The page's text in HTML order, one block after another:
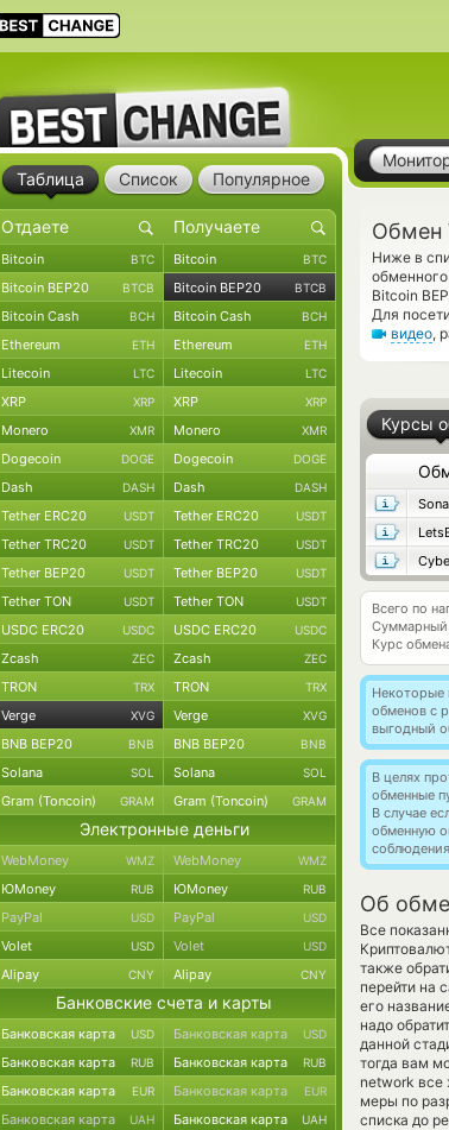
Обмен
Ниже в
Bitcoin
Для
видео,
Курсы
Sona
Всего по
Суммарный
Курс
Некоторые
обменов с
выгодный
В целях
обменные
В случае
обменную
Об
Все
также
перейти на
его
надо
данной
тогда вам
network все
меры по
списка до
Таблица Список Популярное
Bitcoin BTC Bitcoin BTC
Bitcoin BEP20 BTCB Bitcoin BEP20 BTCB
Bitcoin Cash BCH Bitcoin Cash BCH
Ethereum ETH Ethereum ETH
Litecoin LTC Litecoin LTC
XRP XRP XRP XRP
Monero XMR Monero XMR
Dogecoin DOGE Dogecoin DOGE
Dash DASH Dash DASH
Tether ERC20 USDT Tether ERC20 USDT
Tether TRC20 USDT Tether TRC20 USDT
Tether BEP20 USDT Tether BEP20 USDT
Tether TON USDT Tether TON USDT
USDC ERC20 USDC USDC ERC20 USDC
Zcash ZEC Zcash ZEC
TRON TRX TRON TRX
Verge XVG Verge XVG
BNB BEP20 BNB BNB BEP20 BNB
Solana SOL Solana SOL
Gram (Toncoin) GRAM Gram (Toncoin) GRAM
Электронные деньги
WebMoney WMZ WebMoney WMZ
ЮMoney RUB ЮMoney RUB
PayPal USD PayPal USD
Volet USD Volet USD
Alipay CNY Alipay CNY
Банковские счета и карты
Банковская карта USD Банковская карта USD
Банковская карта RUB Банковская карта RUB
Банковская карта EUR Банковская карта EUR
Банковская карта UAH Банковская карта UAH